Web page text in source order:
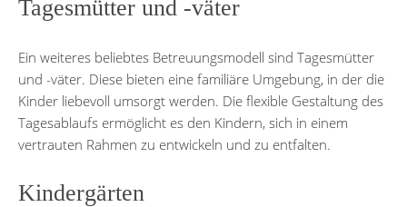
Tagesmütter und -väter
Ein weiteres beliebtes Betreuungsmodell sind Tagesmütter
und -väter. Diese bieten eine familiäre Umgebung, in der die
Kinder liebevoll umsorgt werden. Die flexible Gestaltung des
Tagesablaufs ermöglicht es den Kindern, sich in einem
vertrauten Rahmen zu entwickeln und zu entfalten.
Kindergärten